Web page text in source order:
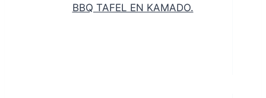
BBQ TAFEL EN KAMADO.